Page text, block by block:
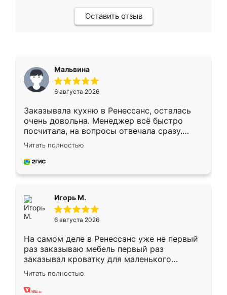
Оставить отзыв
Мальвина
6 августа 2026
Заказывала кухню в Ренессанс, осталась
очень довольна. Менеджер всё быстро
посчитала, на вопросы отвечала сразу.
Замерщик приехал в субботу, подошёл к
делу со всей ответственностью. Собрали
за день, ребята работали аккуратно, даже
Читать полностью
Игорь М.
6 августа 2026
На самом деле в Ренессанс уже не первый
раз заказываю мебель первый раз
заказывал кроватку для маленького
ребёнка при его рождении ,во второй раз
заказал шкаф-купе. По качеству очень
хорошее сборка достаточно быстрая,
Читать полностью